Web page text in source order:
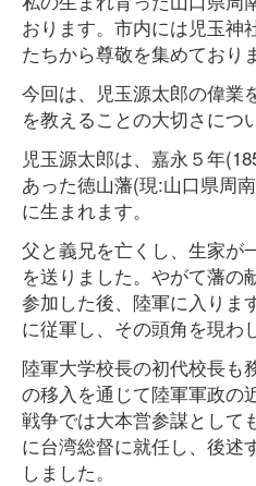
おります。市内には児玉神
たちから尊敬を集めており
今回は、児玉源太郎の偉業
を教えることの大切さにつ
児玉源太郎は、嘉永５年
あった徳山藩(現:山口県周
に生まれます。
父と義兄を亡くし、生家が
を送りました。やがて藩の
参加した後、陸軍に入りま
に従軍し、その頭角を現わ
陸軍大学校長の初代校長も
の移入を通じて陸軍軍政の
戦争では大本営参謀として
に台湾総督に就任し、後述
しました。